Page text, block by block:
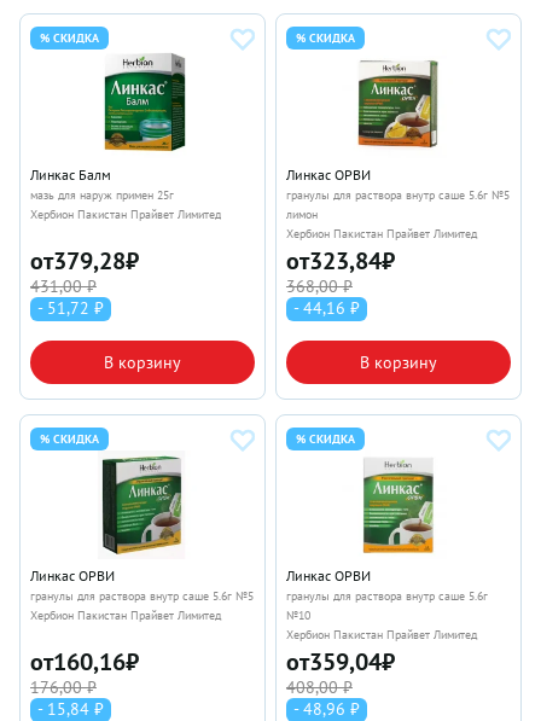
% СКИДКА
Линкас Балм
мазь для наруж примен 25г
Хербион Пакистан Прайвет Лимитед
от379,28₽
431,00 ₽
- 51,72 ₽
В корзину
% СКИДКА
Линкас ОРВИ
гранулы для раствора внутр саше 5.6г №5
лимон
Хербион Пакистан Прайвет Лимитед
от323,84₽
368,00 ₽
- 44,16 ₽
В корзину
% СКИДКА
Линкас ОРВИ
гранулы для раствора внутр саше 5.6г №5
Хербион Пакистан Прайвет Лимитед
от160,16₽
176,00 ₽
- 15,84 ₽
% СКИДКА
Линкас ОРВИ
гранулы для раствора внутр саше 5.6г
№10
Хербион Пакистан Прайвет Лимитед
от359,04₽
408,00 ₽
- 48,96 ₽